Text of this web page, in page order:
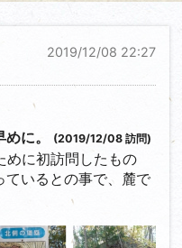
2019/12/08 22:27
に。 (2019/12/08 訪問)
めに初訪問したもの
ているとの事で、麓で
お気づきとは思います